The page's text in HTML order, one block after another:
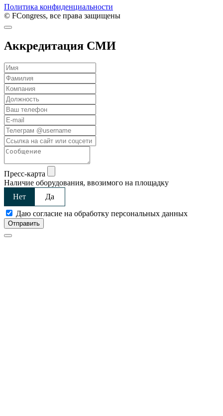
Политика конфиденциальности
© FCongress, все права защищены
Аккредитация СМИ
Пресс-карта
Наличие оборудования, ввозимого на площадку
Нет
Да
Даю согласие на обработку персональных данных
Отправить